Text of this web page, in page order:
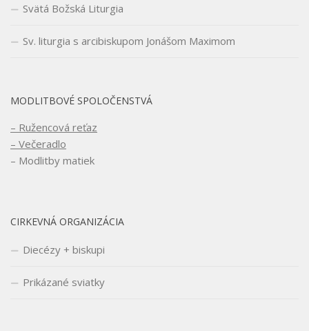
Svätá Božská Liturgia
Sv. liturgia s arcibiskupom Jonášom Maximom
MODLITBOVÉ SPOLOČENSTVÁ
– Ružencová reťaz
– Večeradlo
– Modlitby matiek
CIRKEVNÁ ORGANIZÁCIA
Diecézy + biskupi
Prikázané sviatky